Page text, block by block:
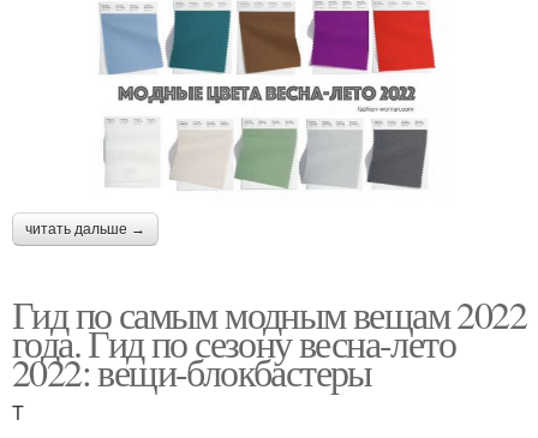
читать дальше →
Гид по самым модным вещам 2022
года. Гид по сезону весна-лето
2022: вещи-блокбастеры
T